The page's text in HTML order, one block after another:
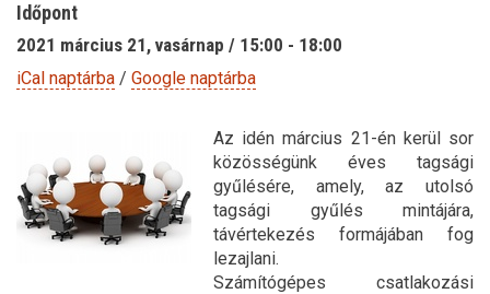
Időpont
2021 március 21, vasárnap / 15:00 - 18:00
iCal naptárba / Google naptárba
Az idén március 21-én kerül sor
közösségünk éves tagsági
gyűlésére, amely, az utolsó
tagsági gyűlés mintájára,
távértekezés formájában fog
lezajlani.
Számítógépes csatlakozási